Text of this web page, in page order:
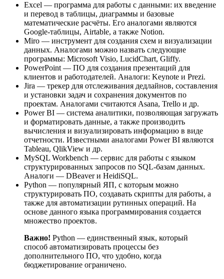
Excel — программа для работы с данными: их введение
и перевод в таблицы, диаграммы и базовые
математические расчёты. Его аналогами являются
Google-таблицы, Airtable, а также Notion.
Miro — инструмент для создания схем и визуализации
данных. Аналогами можно назвать следующие
программы: Microsoft Visio, LucidChart, Gliffy.
PowerPoint — ПО для создания презентаций для
клиентов и работодателей. Аналоги: Keynote и Prezi.
Jira — трекер для отслеживания дедлайнов, составления
и установки задач и сохранения документов по
проектам. Аналогами считаются Asana, Trello и др.
Power BI — система аналитики, позволяющая загружать
и форматировать данные, а также производить
вычисления и визуализировать информацию в виде
отчетности. Известными аналогами Power BI являются
Tableau, QlikView и др.
MySQL Workbench — сервис для работы с языком
структурированных запросов по SQL-базам данных.
Аналоги — DBeaver и HeidiSQL.
Python — популярный ЯП, с которым можно
структурировать ПО, создавать скрипты для работы, а
также для автоматизации рутинных операций. На
основе данного языка программирования создается
множество проектов.
Важно! Python — единственный язык, который
способ автоматизировать процессы без
дополнительного ПО, что удобно, когда
бюджетирование ограничено.